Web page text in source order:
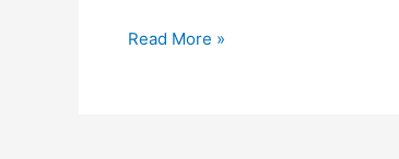
Read More »